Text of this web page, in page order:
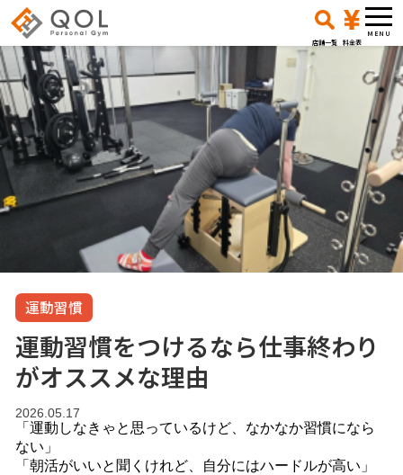
店舗一覧 料金表
運動習慣
運動習慣をつけるなら仕事終わり
がオススメな理由
2026.05.17
「運動しなきゃと思っているけど、なかなか習慣になら
ない」
「朝活がいいと聞くけれど、自分にはハードルが高い」